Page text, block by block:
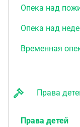
Опека над
Опека над
Временная
Права
Права детей